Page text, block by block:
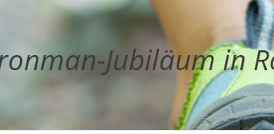
Jubiläum in